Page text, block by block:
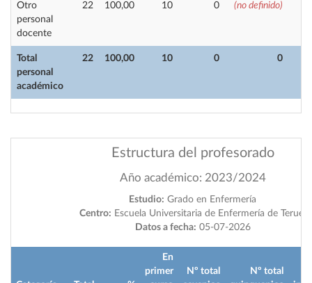
Total
personal
académico
22 100,00 10 0 0
Otro
personal
docente
22 100,00 10 0 (no definido)
Estructura del profesorado
Año académico: 2023/2024
Estudio: Grado en Enfermería
Centro: Escuela Universitaria de Enfermería de Teruel
Datos a fecha: 05-07-2026
En
primer
Nº total
Nº total